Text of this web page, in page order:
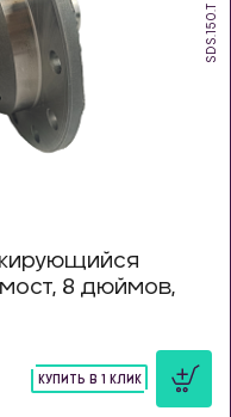
SDS.150.T
8 дюймов,
КУПИТЬ В 1 КЛИК